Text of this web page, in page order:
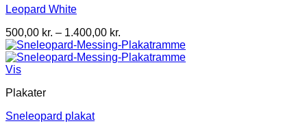
Leopard White
500,00 kr. – 1.400,00 kr.
500,00 kr.
til
Vis
Plakater
Sneleopard plakat